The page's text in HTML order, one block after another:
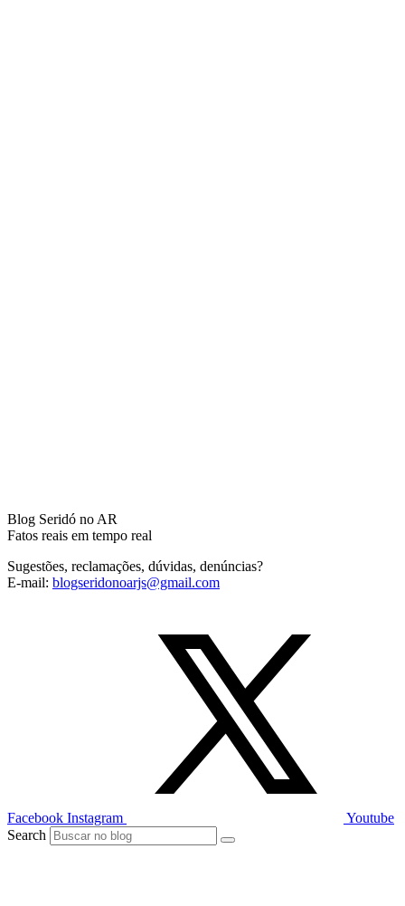
Blog Seridó no AR
Fatos reais em tempo real
Sugestões, reclamações, dúvidas, denúncias?
E-mail: blogseridonoarjs@gmail.com
Facebook Instagram
Youtube
Search